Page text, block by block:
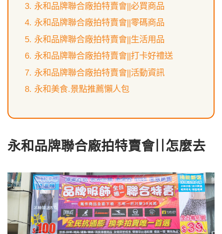
永和品牌聯合廠拍特賣會||必買商品
永和品牌聯合廠拍特賣會||零碼商品
永和品牌聯合廠拍特賣會||生活用品
永和品牌聯合廠拍特賣會||打卡好禮送
永和品牌聯合廠拍特賣會||活動資訊
永和美食.景點推薦懶人包
永和品牌聯合廠拍特賣會||怎麼去